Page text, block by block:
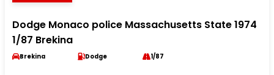
Dodge Monaco police Massachusetts State 1974
1/87 Brekina
Brekina Dodge 1/87